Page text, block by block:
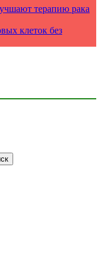
терапию рака
клеток без